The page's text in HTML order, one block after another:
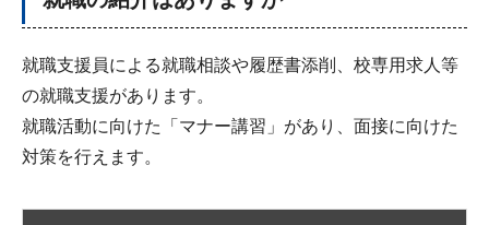
就職支援員による就職相談や履歴書添削、校専用求人等
の就職支援があります。
就職活動に向けた「マナー講習」があり、面接に向けた
対策を行えます。